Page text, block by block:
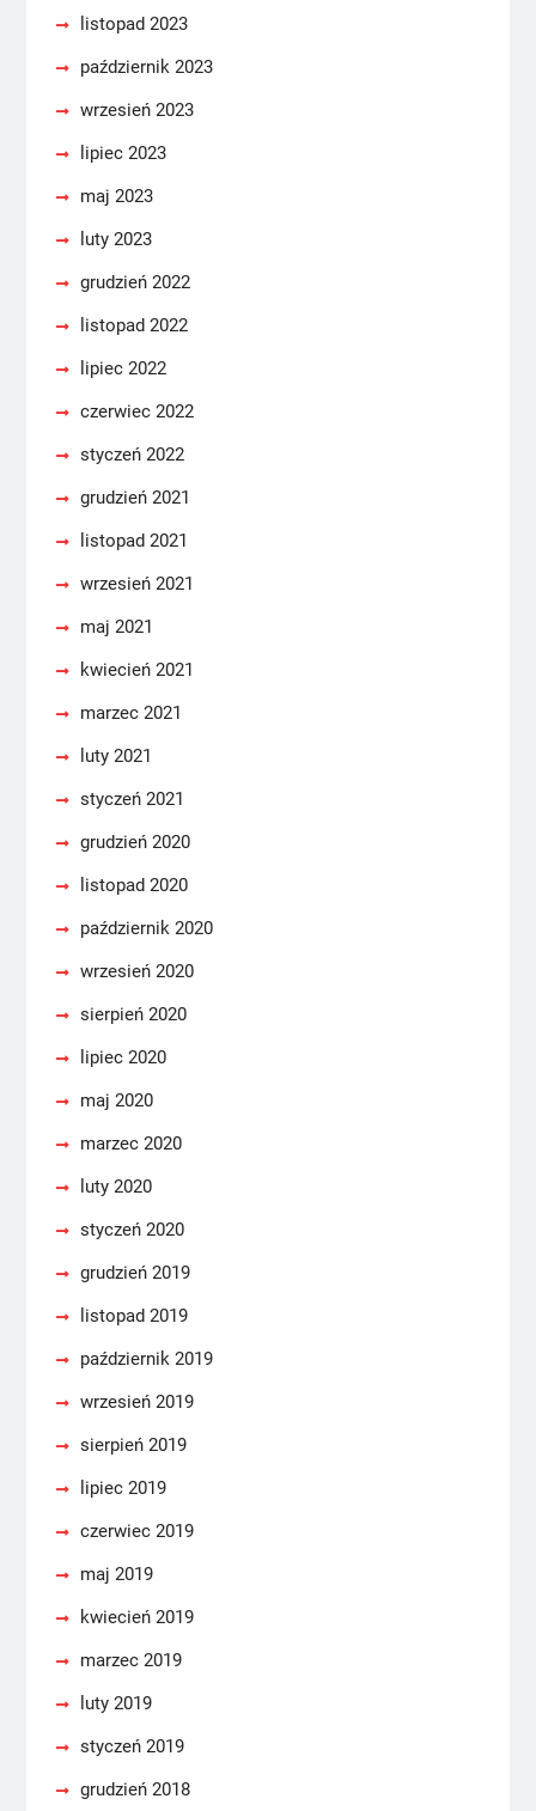
listopad 2023
październik 2023
wrzesień 2023
lipiec 2023
maj 2023
luty 2023
grudzień 2022
listopad 2022
lipiec 2022
czerwiec 2022
styczeń 2022
grudzień 2021
listopad 2021
wrzesień 2021
maj 2021
kwiecień 2021
marzec 2021
luty 2021
styczeń 2021
grudzień 2020
listopad 2020
październik 2020
wrzesień 2020
sierpień 2020
lipiec 2020
maj 2020
marzec 2020
luty 2020
styczeń 2020
grudzień 2019
listopad 2019
październik 2019
wrzesień 2019
sierpień 2019
lipiec 2019
czerwiec 2019
maj 2019
kwiecień 2019
marzec 2019
luty 2019
styczeń 2019
grudzień 2018